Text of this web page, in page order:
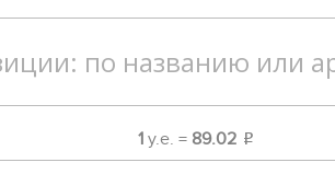
1у.е. = 89.02 o